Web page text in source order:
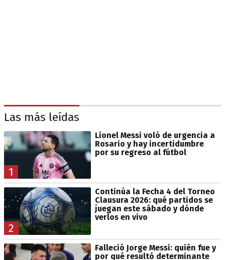
Las más leídas
1
Lionel Messi voló de urgencia a
Rosario y hay incertidumbre
por su regreso al fútbol
2
Continúa la Fecha 4 del Torneo
Clausura 2026: qué partidos se
juegan este sábado y dónde
verlos en vivo
Falleció Jorge Messi: quién fue y
por qué resultó determinante